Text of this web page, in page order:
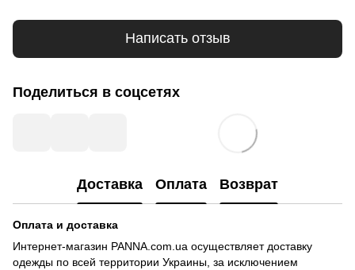
Написать отзыв
Поделиться в соцсетях
Доставка Оплата Возврат
Оплата и доставка
Интернет-магазин PANNA.com.ua осуществляет доставку
одежды по всей территории Украины, за исключением